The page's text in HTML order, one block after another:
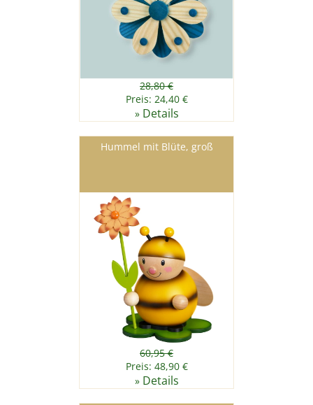
28,80 €
Preis: 24,40 €
» Details
Hummel mit Blüte, groß
60,95 €
Preis: 48,90 €
» Details